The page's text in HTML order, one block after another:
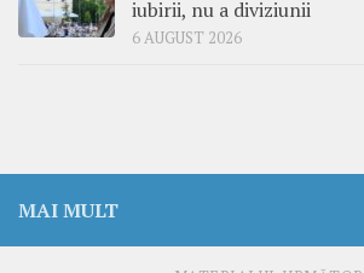
iubirii, nu a diviziunii
6 AUGUST 2026
MAI MULT